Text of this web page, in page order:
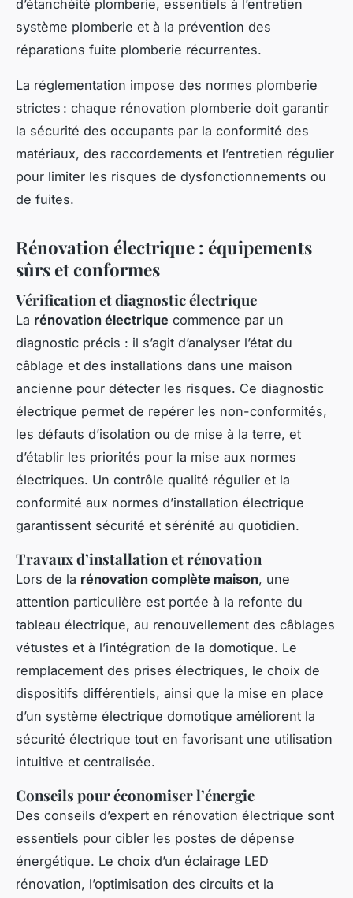
d’étanchéité plomberie, essentiels à l’entretien
système plomberie et à la prévention des
réparations fuite plomberie récurrentes.
La réglementation impose des normes plomberie
strictes : chaque rénovation plomberie doit garantir
la sécurité des occupants par la conformité des
matériaux, des raccordements et l’entretien régulier
pour limiter les risques de dysfonctionnements ou
de fuites.
Rénovation électrique : équipements
sûrs et conformes
Vérification et diagnostic électrique
La rénovation électrique commence par un
diagnostic précis : il s’agit d’analyser l’état du
câblage et des installations dans une maison
ancienne pour détecter les risques. Ce diagnostic
électrique permet de repérer les non-conformités,
les défauts d’isolation ou de mise à la terre, et
d’établir les priorités pour la mise aux normes
électriques. Un contrôle qualité régulier et la
conformité aux normes d’installation électrique
garantissent sécurité et sérénité au quotidien.
Travaux d’installation et rénovation
Lors de la rénovation complète maison, une
attention particulière est portée à la refonte du
tableau électrique, au renouvellement des câblages
vétustes et à l’intégration de la domotique. Le
remplacement des prises électriques, le choix de
dispositifs différentiels, ainsi que la mise en place
d’un système électrique domotique améliorent la
sécurité électrique tout en favorisant une utilisation
intuitive et centralisée.
Conseils pour économiser l’énergie
Des conseils d’expert en rénovation électrique sont
essentiels pour cibler les postes de dépense
énergétique. Le choix d’un éclairage LED
rénovation, l’optimisation des circuits et la